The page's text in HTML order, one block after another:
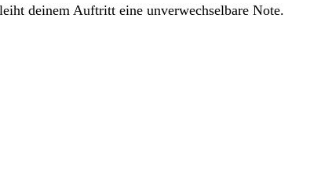
deinem Auftritt eine unverwechselbare Note.